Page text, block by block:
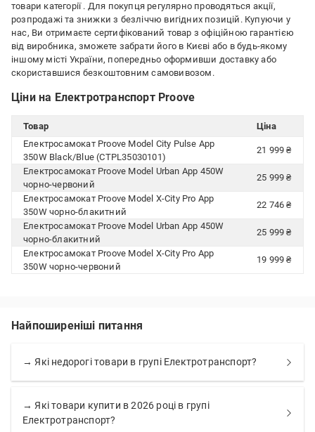
товари категорії . Для покупця регулярно проводяться акції,
розпродажі та знижки з безліччю вигідних позицій. Купуючи у
нас, Ви отримаєте сертифікований товар з офіційною гарантією
від виробника, зможете забрати його в Києві або в будь-якому
іншому місті України, попередньо оформивши доставку або
скориставшися безкоштовним самовивозом.
Ціни на Електротранспорт Proove
Товар
Ціна
Електросамокат Proove Model City Pulse App
350W Black/Blue (CTPL35030101)
21 999 ₴
Електросамокат Proove Model Urban App 450W
чорно-червоний
25 999 ₴
Електросамокат Proove Model X-City Pro App
350W чорно-блакитний
22 746 ₴
Електросамокат Proove Model Urban App 450W
чорно-блакитний
25 999 ₴
Електросамокат Proove Model X-City Pro App
350W чорно-червоний
19 999 ₴
Найпоширеніші питання
→ Які недорогі товари в групі Електротранспорт?
→ Які товари купити в 2026 році в групі
Електротранспорт?